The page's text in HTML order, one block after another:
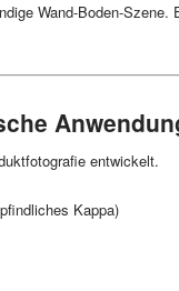
Wand-Boden-
entwickelt.
Kappa)